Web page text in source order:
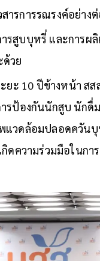
ารการรณรงค์อย่างต่
รสูบบุหรี่ และการผ
ด้วย
ะ 10 ปีข้างหน้า สส
รป้องกันนักสูบ นักดื่
แวดล้อมปลอดควัน
ดความร่วมมือในกา